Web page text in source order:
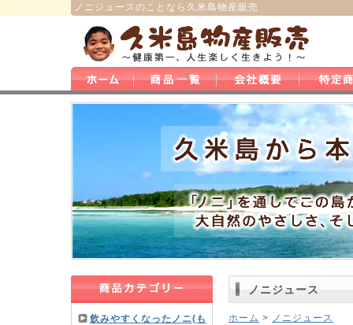
ノニジュース のことなら 久米島物産販売
ノニジュース
ホーム > ノニジュース
飲みやすくなったノニ(も